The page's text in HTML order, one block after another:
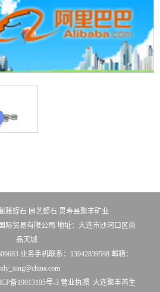
胀蛭石 园艺蛭石 灵寿县聚丰矿业
际贸易有限公司 地址：大连市沙河口区尚
品天城
业务手机联系：13942839598 邮箱：
备19013195号-3 营业执照 大连聚丰芮生